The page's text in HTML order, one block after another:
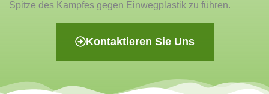
Spitze des Kampfes gegen Einwegplastik zu führen.
Kontaktieren Sie Uns